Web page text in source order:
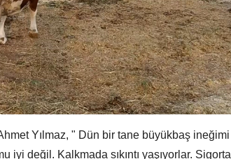
Yılmaz, " Dün bir tane büyükbaş ineğimi
iyi değil. Kalkmada sıkıntı yaşıyorlar. Sigorta